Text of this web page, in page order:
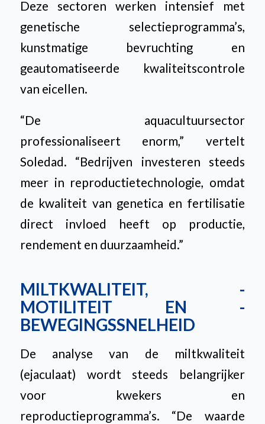
Deze sectoren werken intensief met
genetische selectieprogramma’s,
kunstmatige bevruchting en
geautomatiseerde kwaliteitscontrole
van eicellen.
“De aquacultuursector
professionaliseert enorm,” vertelt
Soledad. “Bedrijven investeren steeds
meer in reproductietechnologie, omdat
de kwaliteit van genetica en fertilisatie
direct invloed heeft op productie,
rendement en duurzaamheid.”
MILTKWALITEIT, -
MOTILITEIT EN -
BEWEGINGSSNELHEID
De analyse van de miltkwaliteit
(ejaculaat) wordt steeds belangrijker
voor kwekers en
reproductieprogramma’s. “De waarde